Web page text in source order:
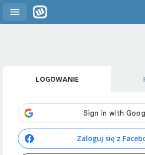
LOGOWANIE
Zaloguj się z